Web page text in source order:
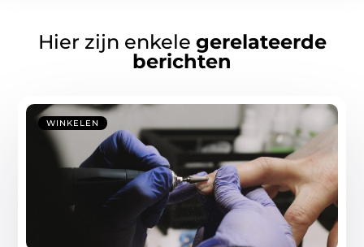
Hier zijn enkele gerelateerde
berichten
WINKELEN